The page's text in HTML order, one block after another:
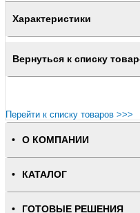
Характеристики
Вернуться к списку
Перейти к списку товаров >>>
О КОМПАНИИ
КАТАЛОГ
ГОТОВЫЕ РЕШЕНИЯ